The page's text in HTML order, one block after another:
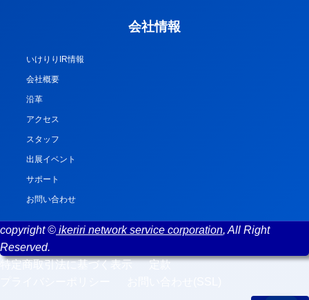
会社情報
いけりりIR情報
会社概要
沿革
アクセス
スタッフ
出展イベント
サポート
お問い合わせ
copyright © ikeriri network service corporation, All Right
Reserved.
特定商取引法に基づく表示
定款